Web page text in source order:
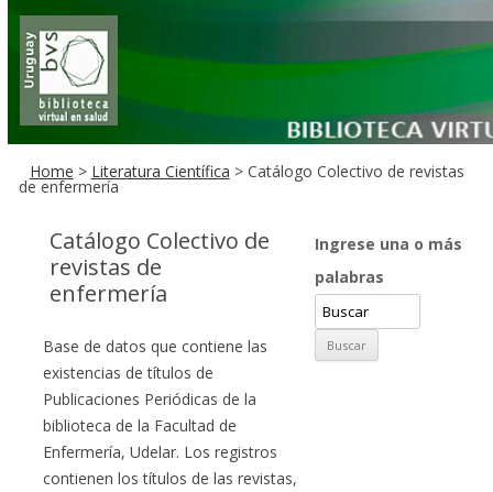
Home > Literatura Científica > Catálogo Colectivo de revistas
de enfermería
Catálogo Colectivo de
revistas de
enfermería
Base de datos que contiene las
existencias de títulos de
Publicaciones Periódicas de la
biblioteca de la Facultad de
Enfermería, Udelar. Los registros
contienen los títulos de las revistas,
Ingrese una o más
palabras